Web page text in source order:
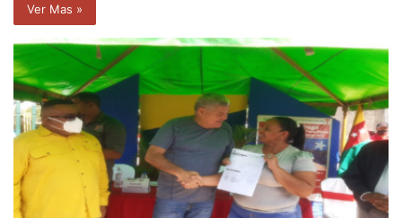
Ver Mas »